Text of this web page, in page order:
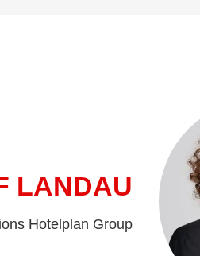
LANDAU
Hotelplan Group